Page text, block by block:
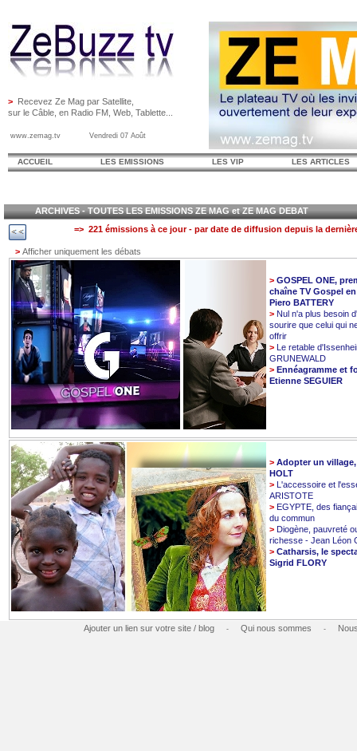
> Recevez Ze Mag par Satellite,
sur le Câble, en Radio FM, Web, Tablette...
www.zemag.tv Vendredi 07 Août
ACCUEIL LES EMISSIONS LES VIP LES ARTICLES
ARCHIVES - TOUTES LES EMISSIONS ZE MAG et ZE MAG DEBAT
=> 221 émissions à ce jour - par date de diffusion depuis la
> Afficher uniquement les débats
> GOSPEL ONE,
chaîne TV Gospel
Piero BATTERY
> Nul n'a plus besoin
sourire que celui qui
offrir
> Le retable
GRUNEWALD
> Ennéagramme et
Etienne SEGUIER
> Adopter un
HOLT
> L'accessoire et
ARISTOTE
> EGYPTE, des
du commun
> Diogène, pauvreté
richesse - Jean Léon
> Catharsis, le
Sigrid FLORY
Ajouter un lien sur votre site / blog - Qui nous sommes -